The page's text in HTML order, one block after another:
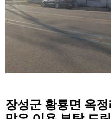
장성군 황룡면 옥정